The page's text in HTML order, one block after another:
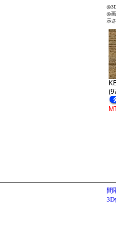
◎画
示
間
3D